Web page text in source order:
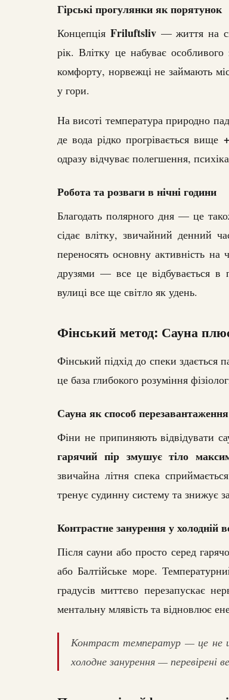
Гірські прогулянки як порятунок
Концепція Friluftsliv— життя на
рік. Влітку це набуває
комфорту, норвежці не займають
у гори.
На висоті температура природно
де вода рідко прогрівається вище
одразу відчуває полегшення,
Робота та розваги в нічні години
Благодать полярного дня — це
сідає влітку, звичайний денний
переносять основну активність на
друзями — все це відбувається в
вулиці все ще світло як удень.
Фінський метод: Сауна
Фінський підхід до спеки здається
це база глибокого розуміння
Сауна як способ перезавантаження
Фіни не припиняють відвідувати
гарячий пір змушує тіло
звичайна літня спека
тренує судинну систему та знижує
Контрастне занурення у холодній
Після сауни або просто серед
або Балтійське море.
градусів миттєво перезапускає
ментальну млявість та відновлює
Контраст температур — це не
холодне занурення — перевірені